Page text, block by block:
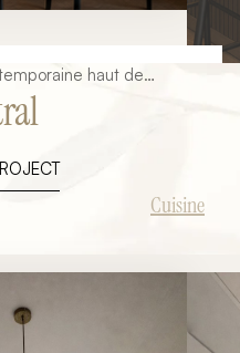
haut de
matières naturelles,
premium. Un projet
Cuisine